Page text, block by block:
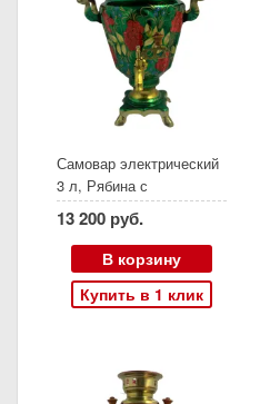
Самовар электрический
3 л, Рябина с
незабудками на зеленом
фоне, конус
13 200 руб.
В корзину
Купить в 1 клик